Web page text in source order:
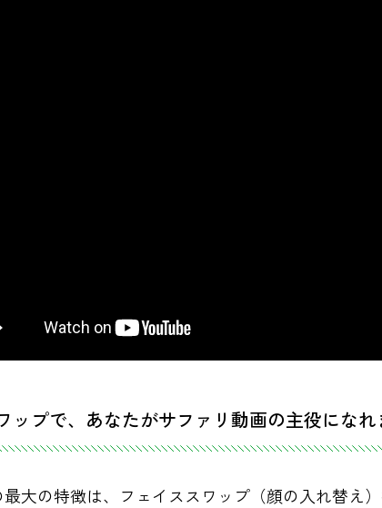
ップで、あなたがサファリ動画の主役になれ
最大の特徴は、フェイススワップ（顔の入れ替え